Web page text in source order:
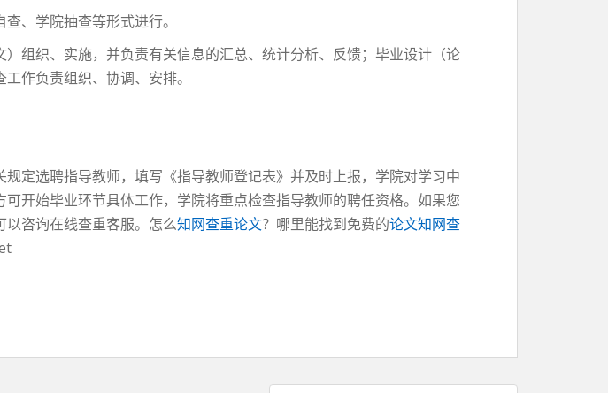
、学院抽查等形式进行。
组织、实施，并负责有关信息的汇总、统计分析、反馈；毕业设计（论
作负责组织、协调、安排。
定选聘指导教师，填写《指导教师登记表》并及时上报，学院对学习中
开始毕业环节具体工作，学院将重点检查指导教师的聘任资格。如果您
咨询在线查重客服。怎么知网查重论文？哪里能找到免费的论文知网查